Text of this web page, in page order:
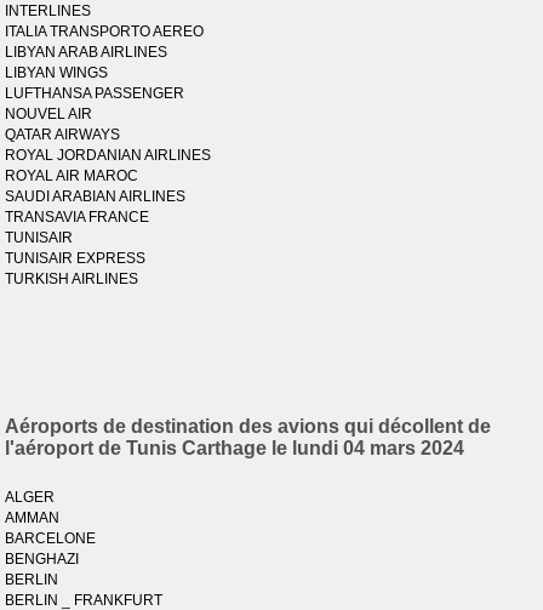
INTERLINES
ITALIA TRANSPORTO AEREO
LIBYAN ARAB AIRLINES
LIBYAN WINGS
LUFTHANSA PASSENGER
NOUVEL AIR
QATAR AIRWAYS
ROYAL JORDANIAN AIRLINES
ROYAL AIR MAROC
SAUDI ARABIAN AIRLINES
TRANSAVIA FRANCE
TUNISAIR
TUNISAIR EXPRESS
TURKISH AIRLINES
Aéroports de destination des avions qui décollent de
l'aéroport de Tunis Carthage le lundi 04 mars 2024
ALGER
AMMAN
BARCELONE
BENGHAZI
BERLIN
BERLIN _ FRANKFURT